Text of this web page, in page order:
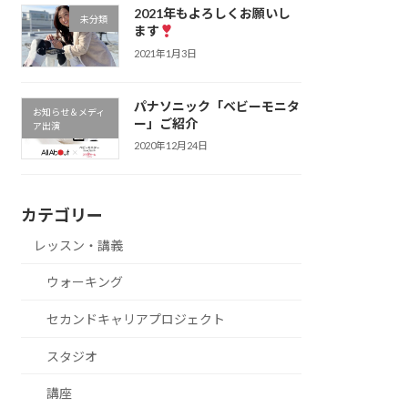
未分類
2021年もよろしくお願いし
ます
2021年1月3日
お知らせ＆メディ
ア出演
パナソニック「ベビーモニタ
ー」ご紹介
2020年12月24日
カテゴリー
レッスン・講義
ウォーキング
セカンドキャリアプロジェクト
スタジオ
講座